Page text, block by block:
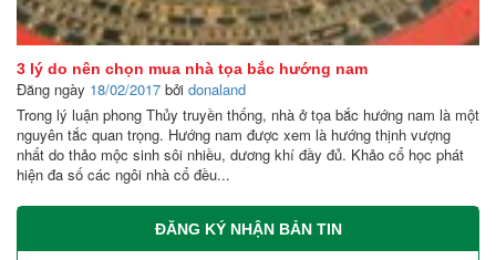
3 lý do nên chọn mua nhà tọa bắc hướng nam
Đăng ngày 18/02/2017 bởi donaland
Trong lý luận phong Thủy truyền thống, nhà ở tọa bắc hướng nam là một
nguyên tắc quan trọng. Hướng nam được xem là hướng thịnh vượng
nhất do thảo mộc sinh sôi nhiều, dương khí đầy đủ. Khảo cổ học phát
hiện đa số các ngôi nhà cổ đều...
ĐĂNG KÝ NHẬN BẢN TIN